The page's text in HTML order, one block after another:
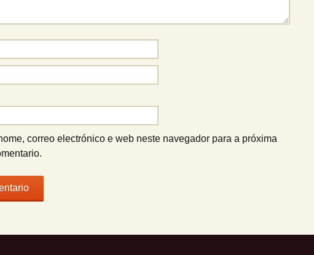
correo electrónico e web neste navegador para a próxima